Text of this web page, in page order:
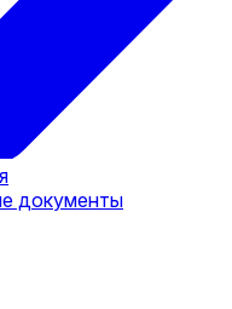
документы